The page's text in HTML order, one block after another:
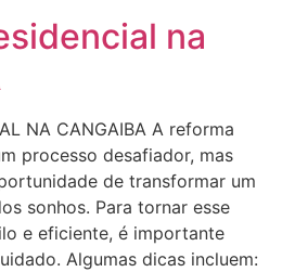
na
NA CANGAIBA A reforma
processo desafiador, mas
de transformar um
sonhos. Para tornar esse
e eficiente, é importante
Algumas dicas incluem: